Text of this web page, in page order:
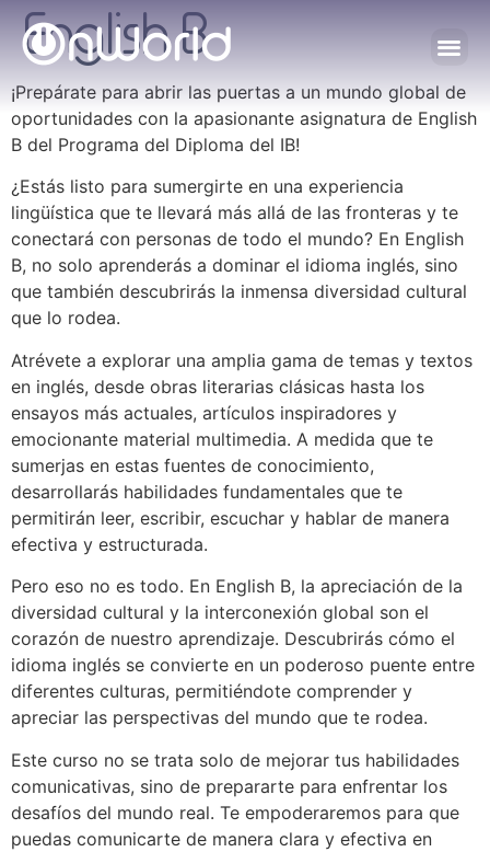
English B
¡Prepárate para abrir las puertas a un mundo global de
oportunidades con la apasionante asignatura de English
B del Programa del Diploma del IB!
¿Estás listo para sumergirte en una experiencia
lingüística que te llevará más allá de las fronteras y te
conectará con personas de todo el mundo? En English
B, no solo aprenderás a dominar el idioma inglés, sino
que también descubrirás la inmensa diversidad cultural
que lo rodea.
Atrévete a explorar una amplia gama de temas y textos
en inglés, desde obras literarias clásicas hasta los
ensayos más actuales, artículos inspiradores y
emocionante material multimedia. A medida que te
sumerjas en estas fuentes de conocimiento,
desarrollarás habilidades fundamentales que te
permitirán leer, escribir, escuchar y hablar de manera
efectiva y estructurada.
Pero eso no es todo. En English B, la apreciación de la
diversidad cultural y la interconexión global son el
corazón de nuestro aprendizaje. Descubrirás cómo el
idioma inglés se convierte en un poderoso puente entre
diferentes culturas, permitiéndote comprender y
apreciar las perspectivas del mundo que te rodea.
Este curso no se trata solo de mejorar tus habilidades
comunicativas, sino de prepararte para enfrentar los
desafíos del mundo real. Te empoderaremos para que
puedas comunicarte de manera clara y efectiva en